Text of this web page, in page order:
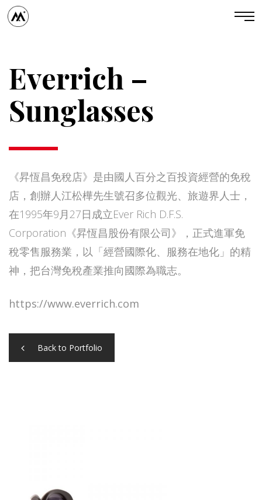
Everrich –
Sunglasses
《昇恆昌免稅店》是由國人百分之百投資經營的免稅
店，創辦人江松樺先生號召多位觀光、旅遊界人士，
在1995年9月27日成立Ever Rich D.F.S.
Corporation《昇恆昌股份有限公司》，正式進軍免
稅零售服務業，以「經營國際化、服務在地化」的精
神，把台灣免稅產業推向國際為職志。
https://www.everrich.com
Back to Portfolio